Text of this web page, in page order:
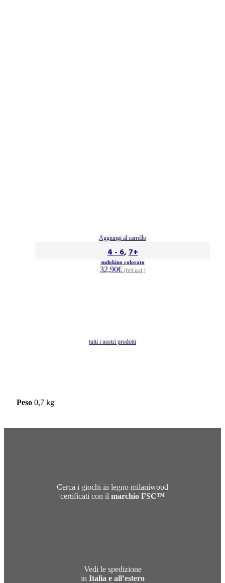
Aggiungi al carrello
4 - 6,7+
sudokino colorato
32,90€ (IVA incl.)
tutti i nostri prodotti
Peso 0,7 kg
Cerca i giochi in legno milaniwood
certificati con il marchio FSC™
Vedi le spedizione
in Italia e all’estero